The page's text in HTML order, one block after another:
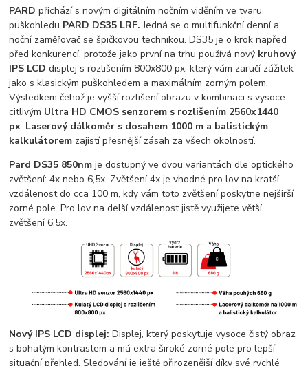
PARD přichází s novým digitálním nočním viděním ve tvaru
puškohledu PARD DS35 LRF. Jedná se o multifunkční denní a
noční zaměřovač se špičkovou technikou. DS35 je o krok napřed
před konkurencí, protože jako první na trhu používá nový kruhový
IPS LCD displej s rozlišením 800x800 px, který vám zaručí zážitek
jako s klasickým puškohledem a maximálním zorným polem.
Výsledkem čehož je vyšší rozlišení obrazu v kombinaci s vysoce
citlivým Ultra HD CMOS senzorem s rozlišením 2560x1440
px. Laserový dálkoměr s dosahem 1000 m a balistickým
kalkulátorem zajistí přesnější zásah za všech okolností.
Pard DS35 850nm je dostupný ve dvou variantách dle optického
zvětšení: 4x nebo 6,5x. Zvětšení 4x je vhodné pro lov na kratší
vzdálenost do cca 100 m, kdy vám toto zvětšení poskytne nejširší
zorné pole. Pro lov na delší vzdálenost jistě využijete větší
zvětšení 6,5x.
Nový IPS LCD displej:Displej, který poskytuje vysoce čistý obraz
s bohatým kontrastem a má extra široké zorné pole pro lepší
situační přehled. Sledování je ještě přirozenější díky své rychlé